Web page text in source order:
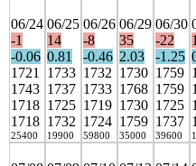
06/24
-1
-0.06
1721
1743
1718
1718
25400
06/25
14
0.81
1733
1737
1725
1732
19900
06/26
-8
-0.46
1732
1733
1719
1724
59800
06/29
35
2.03
1730
1768
1730
1759
35000
06/30
-22
-1.25
1759
1759
1725
1737
39600